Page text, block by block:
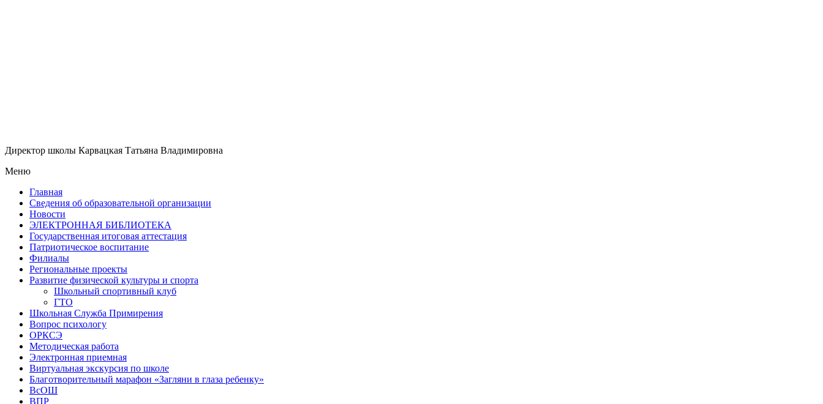
Директор школы Карвацкая Татьяна Владимировна
Меню
Главная
Сведения об образовательной организации
Новости
ЭЛЕКТРОННАЯ БИБЛИОТЕКА
Государственная итоговая аттестация
Патриотическое воспитание
Филиалы
Региональные проекты
Развитие физической культуры и спорта
Школьный спортивный клуб
ГТО
Школьная Служба Примирения
Вопрос психологу
ОРКСЭ
Методическая работа
Электронная приемная
Виртуальная экскурсия по школе
Благотворительный марафон «Загляни в глаза ребенку»
ВсОШ
ВПР